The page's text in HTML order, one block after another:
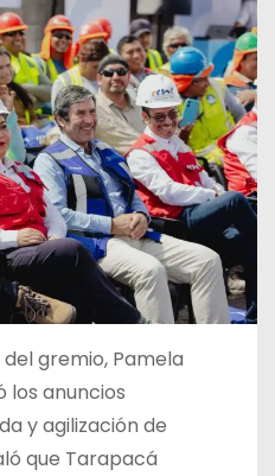
gremio, Pamela
los anuncios
y agilización de
que Tarapacá